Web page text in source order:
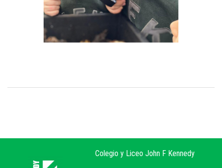
Colegio y Liceo John F Kennedy